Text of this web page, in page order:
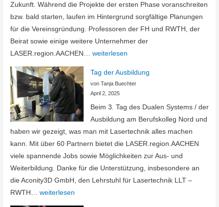
Zukunft. Während die Projekte der ersten Phase voranschreiten
bzw. bald starten, laufen im Hintergrund sorgfältige Planungen
für die Vereinsgründung. Professoren der FH und RWTH, der
Beirat sowie einige weitere Unternehmer der
LASER.region.AACHEN…Bündnistreffen
15.05.2025
weiterlesen
Tag der Ausbildung
von Tanja Buechter
April 2, 2025
Beim 3. Tag des Dualen Systems / der
Ausbildung am Berufskolleg Nord und
haben wir gezeigt, was man mit Lasertechnik alles machen
kann. Mit über 60 Partnern bietet die LASER.region.AACHEN
viele spannende Jobs sowie Möglichkeiten zur Aus- und
Weiterbildung. Danke für die Unterstützung, insbesondere an
die Aconity3D GmbH, den Lehrstuhl für Lasertechnik LLT –
RWTH…Tag
der
weiterlesen